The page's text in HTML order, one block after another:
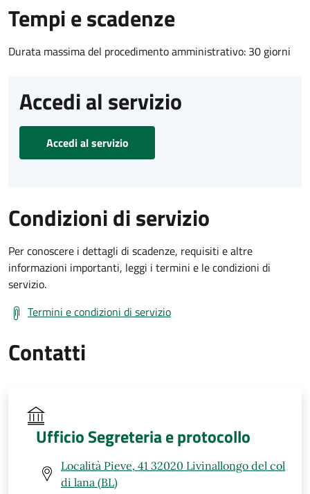
Tempi e scadenze
Durata massima del procedimento amministrativo: 30 giorni
Accedi al servizio
Accedi al servizio
Condizioni di servizio
Per conoscere i dettagli di scadenze, requisiti e altre
informazioni importanti, leggi i termini e le condizioni di
servizio.
Termini e condizioni di servizio
Contatti
Ufficio Segreteria e protocollo
Località Pieve, 41 32020 Livinallongo del col
di lana (BL)